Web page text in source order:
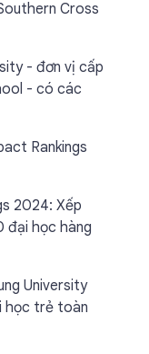
Cross
- đơn vị cấp
- có các
Rankings
2024: Xếp
đại học hàng
University
học trẻ toàn